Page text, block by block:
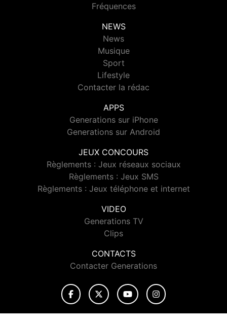
Fréquences
NEWS
News
Musique
Sport
Lifestyle
Contacter la rédac
APPS
Generations sur iPhone
Generations sur Android
JEUX CONCOURS
Règlements : Jeux réseaux sociaux
Règlements : Jeux SMS
Règlements : Jeux téléphone et internet
VIDEO
Generations TV
Clips
CONTACTS
Contacter Generations